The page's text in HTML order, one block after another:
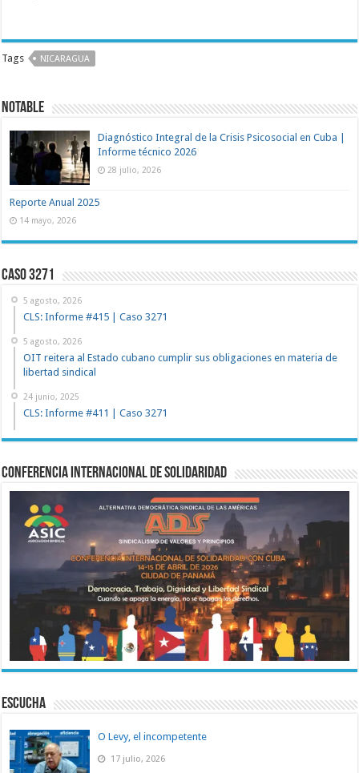
Tags NICARAGUA
NOTABLE
Diagnóstico Integral de la Crisis Psicosocial en Cuba |
Informe técnico 2026
28 julio, 2026
Reporte Anual 2025
14 mayo, 2026
Caso 3271
5 agosto, 2026
CLS: Informe #415 | Caso 3271
5 agosto, 2026
OIT reitera al Estado cubano cumplir sus obligaciones en materia de
libertad sindical
24 junio, 2025
CLS: Informe #411 | Caso 3271
Conferencia Internacional de Solidaridad
ESCUCHA
O Levy, el incompetente
17 julio, 2026